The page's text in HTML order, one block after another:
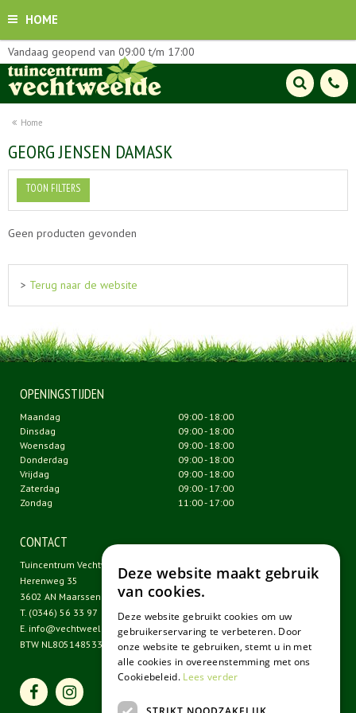
HOME
Home
Vandaag geopend van 09:00 t/m 17:00
GEORG JENSEN DAMASK
TOON FILTERS
Geen producten gevonden
> Terug naar de website
OPENINGSTIJDEN
Maandag
09:00 - 18:00
Dinsdag
09:00 - 18:00
Woensdag
09:00 - 18:00
Donderdag
09:00 - 18:00
Vrijdag
09:00 - 18:00
Zaterdag
09:00 - 17:00
Zondag
11:00 - 17:00
CONTACT
Tuincentrum Vechtweelde
Herenweg 35
3602 AN Maarssen
T. (0346) 56 33 97
E. info@vechtweelde.nl
BTW NL805148533B01
Deze website maakt gebruik
van cookies.
Deze website gebruikt cookies om uw
gebruikerservaring te verbeteren. Door
onze website te gebruiken, stemt u in met
alle cookies in overeenstemming met ons
Cookiebeleid. Lees verder